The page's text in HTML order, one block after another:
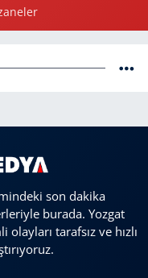
son dakika
burada. Yozgat
tarafsız ve hızlı